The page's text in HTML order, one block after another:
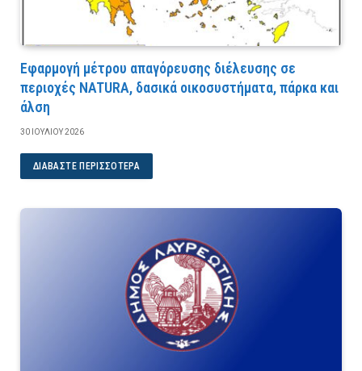
Εφαρμογή μέτρου απαγόρευσης διέλευσης σε
περιοχές NATURA, δασικά οικοσυστήματα, πάρκα και
άλση
30 ΙΟΥΛΊΟΥ 2026
ΔΙΑΒΆΣΤΕ ΠΕΡΙΣΣΌΤΕΡΑ